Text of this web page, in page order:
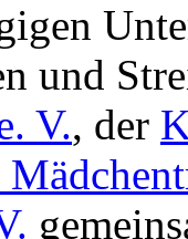
und
V., der